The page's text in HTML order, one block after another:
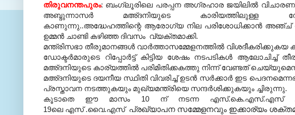
തിരുവനന്തപുരം: ബംഗ്ലൂരിലെ പരപ്പന അഗ്രഹാര ജയിലില്‍
അബ്ദുന്നാസര്‍ മഅ്ദനിയുടെ കാരിയത്തിലുള്ള
കാണുന്നു..അദ്ധേഹത്തിന്റെ ആരോഗ്യ നില പരിശോധിക്കാന്‍ അഞ്ച്
ഉമ്മന്‍ ചാണ്ടി കഴിഞ്ഞ ദിവസം വ്യക്തമാക്കി.
മന്ത്രിസഭാ തീരുമാനങ്ങള്‍ വാര്‍ത്താസമ്മേളനത്തില്‍
ഡോക്ടര്‍മാരുടെ റിപ്പോര്‍ട്ട് കിട്ടിയ ശേഷം നടപടികള്‍ ആലോചിച്ച്
മഅ്ദനിയുടെ കാര്യത്തില്‍ പരിമിതിക്കകത്തു നിന്ന് വേണ്ടത്
മഅ്ദനിയുടെ ദയനീയ സ്ഥിതി വിവരിച്ച് ഉടന്‍ സര്‍ക്കാര്‍ ഇട
പ്രസ്താവന നടത്തുകയും മുഖ്യമന്ത്രിയെ സന്ദര്‍ശിക്കുകയും ച്ചിരുന്നു.
കൂടാതെ ഈ മാസം 10 ന് നടന്ന എസ്.കെ.എസ്.എസ്
19ലെ എസ് .വൈ.എസ് പ്രഖ്യാപന സമ്മേളനവും ഇക്കാര്യം